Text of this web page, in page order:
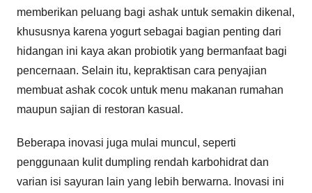
memberikan peluang bagi ashak untuk semakin dikenal,
khususnya karena yogurt sebagai bagian penting dari
hidangan ini kaya akan probiotik yang bermanfaat bagi
pencernaan. Selain itu, kepraktisan cara penyajian
membuat ashak cocok untuk menu makanan rumahan
maupun sajian di restoran kasual.
Beberapa inovasi juga mulai muncul, seperti
penggunaan kulit dumpling rendah karbohidrat dan
varian isi sayuran lain yang lebih berwarna. Inovasi ini